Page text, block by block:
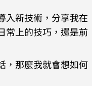
入新技術，分享我在
常上的技巧，還是前
，那麼我就會想如何